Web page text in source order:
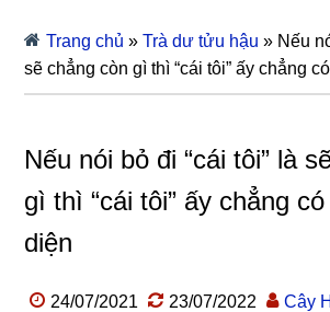
Trang chủ »Trà dư tửu hậu » Nếu
sẽ chẳng còn gì thì “cái tôi” ấy chẳng
Nếu nói bỏ đi “cái tôi” là
gì thì “cái tôi” ấy chẳng
diện
24/07/2021 23/07/2022 Cây